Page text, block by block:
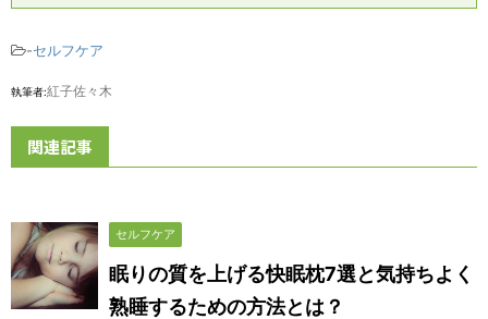
-セルフケア
執筆者:紅子佐々木
関連記事
セルフケア
眠りの質を上げる快眠枕7選と気持ちよく
熟睡するための方法とは？